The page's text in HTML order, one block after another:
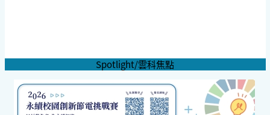
Spotlight/雲科焦點